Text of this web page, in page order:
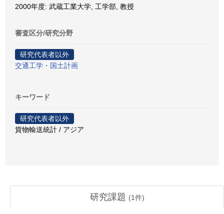
2000年度: 武蔵工業大学, 工学部, 教授
審査区分/研究分野
研究代表者以外
交通工学・国土計画
キーワード
研究代表者以外
貨物輸送統計 / アジア
研究課題 (1件)